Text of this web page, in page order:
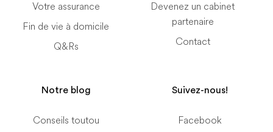
Votre assurance
Fin de vie à domicile
Q&Rs
Devenez un cabinet
partenaire
Contact
Notre blog
Conseils toutou
Suivez-nous!
Facebook